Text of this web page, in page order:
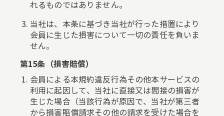
れるものではありません。
当社は、本条に基づき当社が行った措置により
会員に生じた損害について一切の責任を負いま
せん。
第15条（損害賠償）
会員による本規約違反行為その他本サービスの
利用に起因して、当社に直接又は間接の損害が
生じた場合（当該行為が原因で、当社が第三者
から損害賠償請求その他の請求を受けた場合を